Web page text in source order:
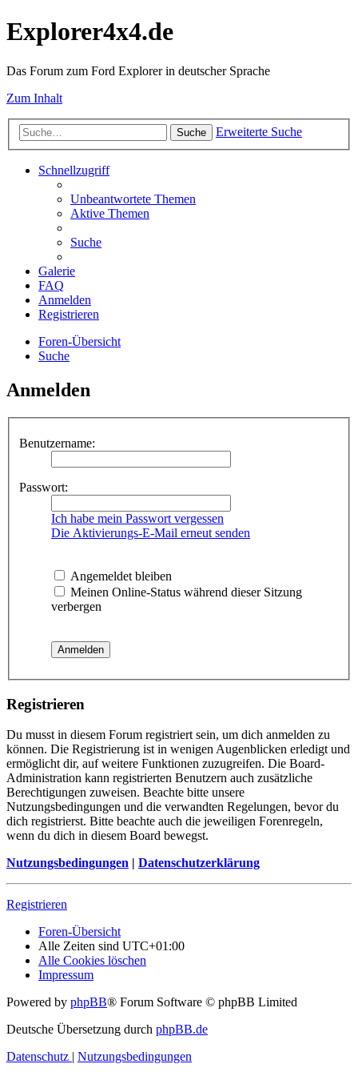
Explorer4x4.de
Das Forum zum Ford Explorer in deutscher Sprache
Zum Inhalt
Suche Erweiterte Suche
Schnellzugriff
Unbeantwortete Themen
Aktive Themen
Suche
Galerie
FAQ
Anmelden
Registrieren
Foren-Übersicht
Suche
Anmelden
Benutzername:
Passwort:
Ich habe mein Passwort vergessen
Die Aktivierungs-E-Mail erneut senden
Angemeldet bleiben
Meinen Online-Status während dieser Sitzung
verbergen
Registrieren
Du musst in diesem Forum registriert sein, um dich anmelden zu
können. Die Registrierung ist in wenigen Augenblicken erledigt und
ermöglicht dir, auf weitere Funktionen zuzugreifen. Die Board-
Administration kann registrierten Benutzern auch zusätzliche
Berechtigungen zuweisen. Beachte bitte unsere
Nutzungsbedingungen und die verwandten Regelungen, bevor du
dich registrierst. Bitte beachte auch die jeweiligen Forenregeln,
wenn du dich in diesem Board bewegst.
Nutzungsbedingungen | Datenschutzerklärung
Registrieren
Foren-Übersicht
Alle Zeiten sind UTC+01:00
Alle Cookies löschen
Impressum
Powered by phpBB® Forum Software © phpBB Limited
Deutsche Übersetzung durch phpBB.de
Datenschutz | Nutzungsbedingungen